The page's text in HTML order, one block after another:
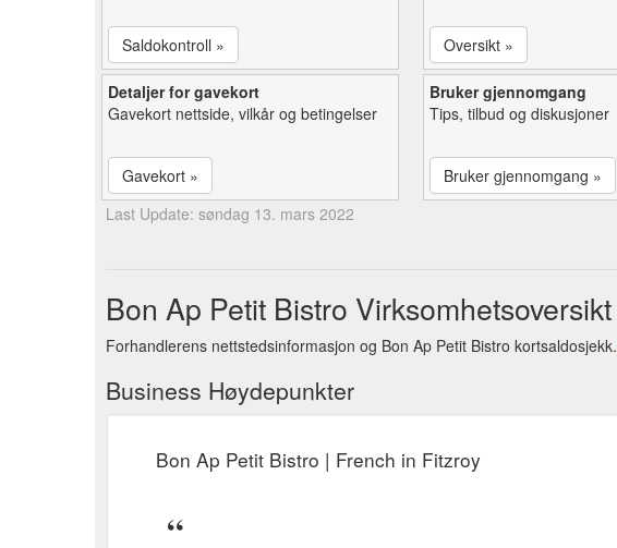
Saldokontroll » Oversikt »
Detaljer for gavekort
Gavekort nettside, vilkår og betingelser
Gavekort »
Bruker gjennomgang
Tips, tilbud og diskusjoner
Bruker gjennomgang »
Last Update: søndag 13. mars 2022
Bon Ap Petit Bistro Virksomhetsoversikt
Forhandlerens nettstedsinformasjon og Bon Ap Petit Bistro kortsaldosjekk.
Business Høydepunkter
Bon Ap Petit Bistro | French in Fitzroy